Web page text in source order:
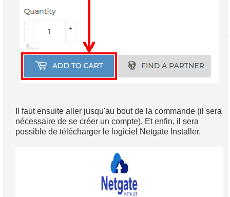
Il faut ensuite aller jusqu'au bout de la commande (il sera
nécessaire de se créer un compte). Et enfin, il sera
possible de télécharger le logiciel Netgate Installer.